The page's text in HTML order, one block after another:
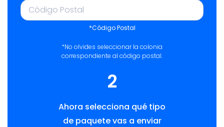
*Código Postal
*No olvides seleccionar la colonia
correspondiente al código postal.
2
Ahora selecciona qué tipo
de paquete vas a enviar